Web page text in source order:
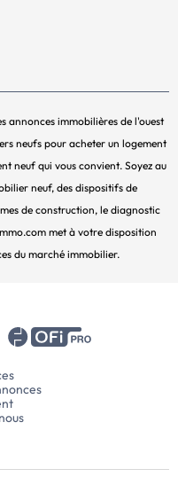
annonces immobilières de l'ouest
neufs pour acheter un logement
neuf qui vous convient. Soyez au
neuf, des dispositifs de
de construction, le diagnostic
met à votre disposition
du marché immobilier.